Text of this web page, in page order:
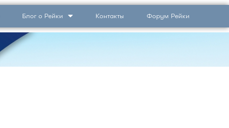
Блог о Рейки Контакты Форум Рейки